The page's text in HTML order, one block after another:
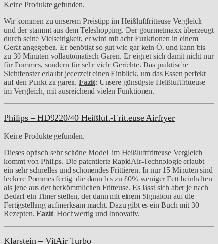
Keine Produkte gefunden.
Wir kommen zu unserem Preistipp im Heißluftfritteuse Vergleich
und der stammt aus dem Teleshopping. Der gourmetmaxx überzeugt
durch seine Vielseitigkeit, er wird mit acht Funktionen in einem
Gerät angegeben. Er benötigt so gut wie gar kein Öl und kann bis
zu 30 Minuten vollautomatisch Garen. Er eignet sich damit nicht nur
für Pommes, sondern für sehr viele Gerichte. Das praktische
Sichtfenster erlaubt jederzeit einen Einblick, um das Essen perfekt
auf den Punkt zu garen. Fazit: Unsere günstigste Heißluftfritteuse
im Vergleich, mit ausreichend vielen Funktionen.
Philips – HD9220/40 Heißluft-Fritteuse Airfryer
Keine Produkte gefunden.
Dieses optisch sehr schöne Modell im Heißluftfritteuse Vergleich
kommt von Philips. Die patentierte RapidAir-Technologie erlaubt
ein sehr schnelles und schonendes Frittieren. In nur 15 Minuten sind
leckere Pommes fertig, die dann bis zu 80% weniger Fett beinhalten
als jene aus der herkömmlichen Fritteuse. Es lässt sich aber je nach
Bedarf ein Timer stellen, der dann mit einem Signalton auf die
Fertigstellung aufmerksam macht. Dazu gibt es ein Buch mit 30
Rezepten. Fazit: Hochwertig und Innovativ.
Klarstein – VitAir Turbo